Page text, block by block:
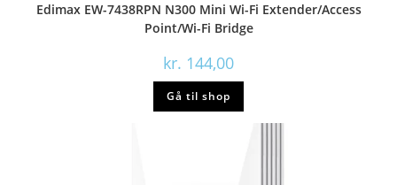
Edimax EW-7438RPN N300 Mini Wi-Fi Extender/Access
Point/Wi-Fi Bridge
kr. 144,00
Gå til shop